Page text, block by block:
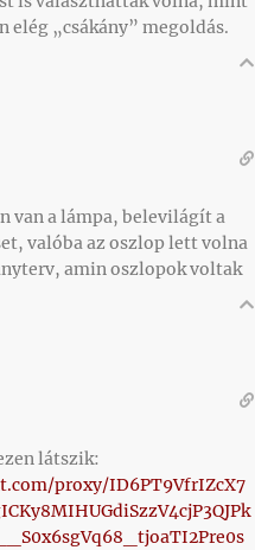
elég „csákány” megoldás.
van a lámpa, belevilágít a
valóba az oszlop lett volna
amin oszlopok voltak
látszik:
proxy/ID6PT9VfrIZcX7